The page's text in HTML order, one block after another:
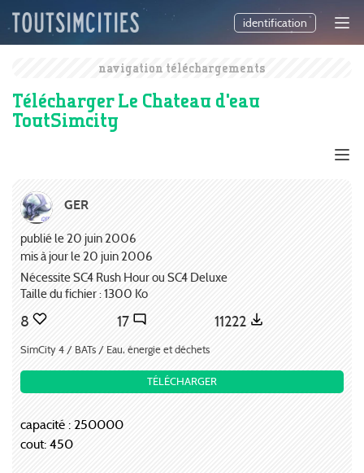
identification
navigation téléchargements
Télécharger Le Chateau d'eau
ToutSimcity
GER
publié le 20 juin 2006
mis à jour le 20 juin 2006
Nécessite SC4 Rush Hour ou SC4 Deluxe
Taille du fichier : 1300 Ko
8 17 11222
SimCity 4 / BATs / Eau, énergie et déchets
TÉLÉCHARGER
capacité : 250000
cout: 450